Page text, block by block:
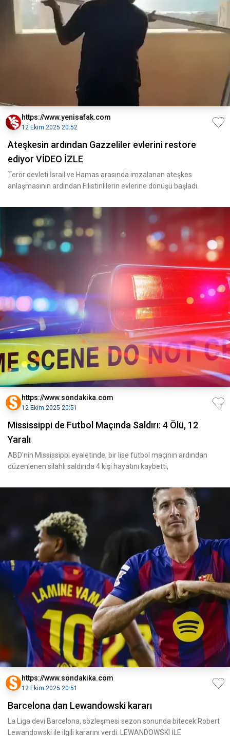
https://www.yenisafak.com
12 Ekim 2025 20:52
Ateşkesin ardından Gazzeliler evlerini restore
ediyor VİDEO İZLE
Terör devleti İsrail ve Hamas arasında imzalanan ateşkes
anlaşmasının ardından Filistinlilerin evlerine dönüşü başladı.
https://www.sondakika.com
12 Ekim 2025 20:51
Mississippi de Futbol Maçında Saldırı: 4 Ölü, 12
Yaralı
ABD'nin Mississippi eyaletinde, bir lise futbol maçının ardından
düzenlenen silahlı saldırıda 4 kişi hayatını kaybetti,
https://www.sondakika.com
12 Ekim 2025 20:51
Barcelona dan Lewandowski kararı
La Liga devi Barcelona, sözleşmesi sezon sonunda bitecek Robert
Lewandowski ile ilgili kararını verdi. LEWANDOWSKI İLE